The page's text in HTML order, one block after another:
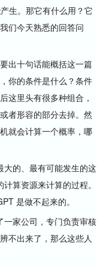
生。那它有什么用？它
们今天熟悉的回答问
出十句话能概括这一篇
你的条件是什么？条件
这里头有很多种组合，
者形容的部分去掉。然
就会计算一个概率，哪
的、最有可能发生的这
算资源来计算的过程。
是做不起来的。
家公司，专门负责审核
不出来了，那么这些人